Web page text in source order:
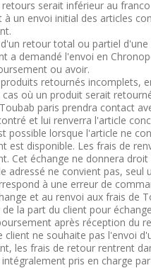
serait inférieur au
à un envoi initial des articles
retour total ou partiel
a demandé l'envoi en
ou avoir.
retournés incomplets,
cas où un produit serait
paris prendra contact
et lui renverra l'article
possible lorsque l'article ne
est disponible. Les frais de
Cet échange ne donnera
adressé ne convient pas, seul
à une erreur de
et au renvoi aux frais de
la part du client pour
après réception du
client ne souhaite pas l'envoi
les frais de retour rentrent
pris en charge